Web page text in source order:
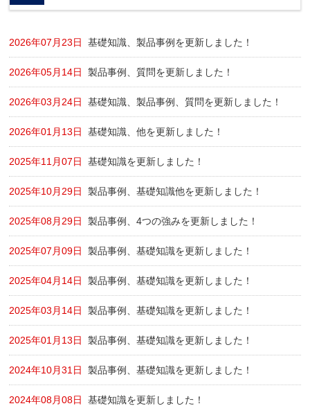
2026年07月23日 基礎知識、製品事例を更新しました！
2026年05月14日 製品事例、質問を更新しました！
2026年03月24日 基礎知識、製品事例、質問を更新しました！
2026年01月13日 基礎知識、他を更新しました！
2025年11月07日 基礎知識を更新しました！
2025年10月29日 製品事例、基礎知識他を更新しました！
2025年08月29日 製品事例、4つの強みを更新しました！
2025年07月09日 製品事例、基礎知識を更新しました！
2025年04月14日 製品事例、基礎知識を更新しました！
2025年03月14日 製品事例、基礎知識を更新しました！
2025年01月13日 製品事例、基礎知識を更新しました！
2024年10月31日 製品事例、基礎知識を更新しました！
2024年08月08日 基礎知識を更新しました！